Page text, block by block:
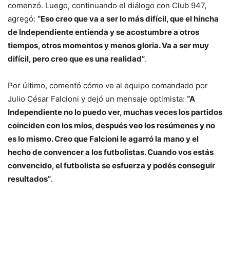
comenzó. Luego, continuando el diálogo con Club 947,
agregó: “Eso creo que va a ser lo más difícil, que el hincha
de Independiente entienda y se acostumbre a otros
tiempos, otros momentos y menos gloria. Va a ser muy
difícil, pero creo que es una realidad”.
Por último, comentó cómo ve al equipo comandado por
Julio César Falcioni y dejó un mensaje optimista: “A
Independiente no lo puedo ver, muchas veces los partidos
coinciden con los míos, después veo los resúmenes y no
es lo mismo. Creo que Falcioni le agarró la mano y el
hecho de convencer a los futbolistas. Cuando vos estás
convencido, el futbolista se esfuerza y podés conseguir
resultados”.